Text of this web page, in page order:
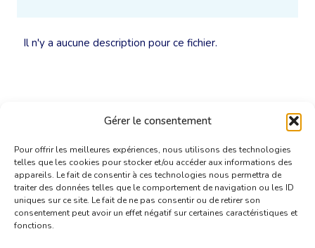
Gérer le consentement
Pour offrir les meilleures expériences, nous utilisons des technologies
telles que les cookies pour stocker et/ou accéder aux informations des
appareils. Le fait de consentir à ces technologies nous permettra de
traiter des données telles que le comportement de navigation ou les ID
uniques sur ce site. Le fait de ne pas consentir ou de retirer son
consentement peut avoir un effet négatif sur certaines caractéristiques et
fonctions.
Il n'y a aucune description pour ce fichier.